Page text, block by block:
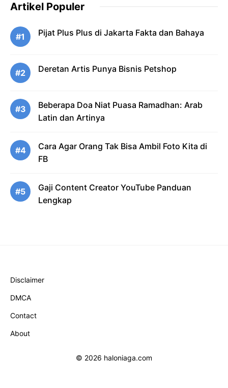
Artikel Populer
#1 Pijat Plus Plus di Jakarta Fakta dan Bahaya
#2 Deretan Artis Punya Bisnis Petshop
#3
Beberapa Doa Niat Puasa Ramadhan: Arab
Latin dan Artinya
#4
Cara Agar Orang Tak Bisa Ambil Foto Kita di
FB
#5
Gaji Content Creator YouTube Panduan
Lengkap
Disclaimer
DMCA
Contact
About
© 2026 haloniaga.com